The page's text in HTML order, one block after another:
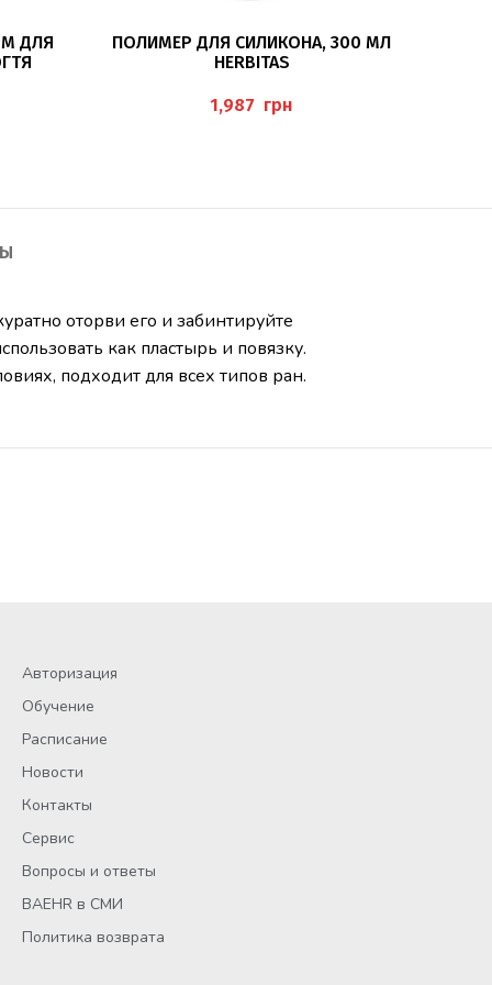
ДЛЯ
В КОРЗИНУ
ПОЛИМЕР ДЛЯ СИЛИКОНА, 300 МЛ
HERBITAS
грн
оторви его и забинтируйте
как пластырь и повязку.
подходит для всех типов ран.
Авторизация
Обучение
Расписание
Новости
Контакты
Сервис
Вопросы и ответы
BAEHR в СМИ
Политика возврата